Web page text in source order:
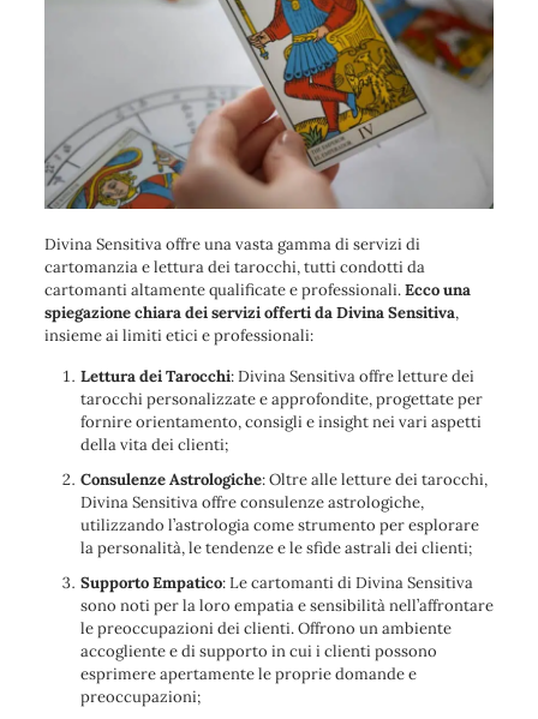
Divina Sensitiva offre una vasta gamma di servizi di
cartomanzia e lettura dei tarocchi, tutti condotti da
cartomanti altamente qualificate e professionali.Ecco una
spiegazione chiara dei servizi offerti da Divina Sensitiva,
insieme ai limiti etici e professionali:
Lettura dei Tarocchi: Divina Sensitiva offre letture dei
tarocchi personalizzate e approfondite, progettate per
fornire orientamento, consigli e insight nei vari aspetti
della vita dei clienti;
Consulenze Astrologiche: Oltre alle letture dei tarocchi,
Divina Sensitiva offre consulenze astrologiche,
utilizzando l’astrologia come strumento per esplorare
la personalità, le tendenze e le sfide astrali dei clienti;
Supporto Empatico: Le cartomanti di Divina Sensitiva
sono noti per la loro empatia e sensibilità nell’affrontare
le preoccupazioni dei clienti. Offrono un ambiente
accogliente e di supporto in cui i clienti possono
esprimere apertamente le proprie domande e
preoccupazioni;